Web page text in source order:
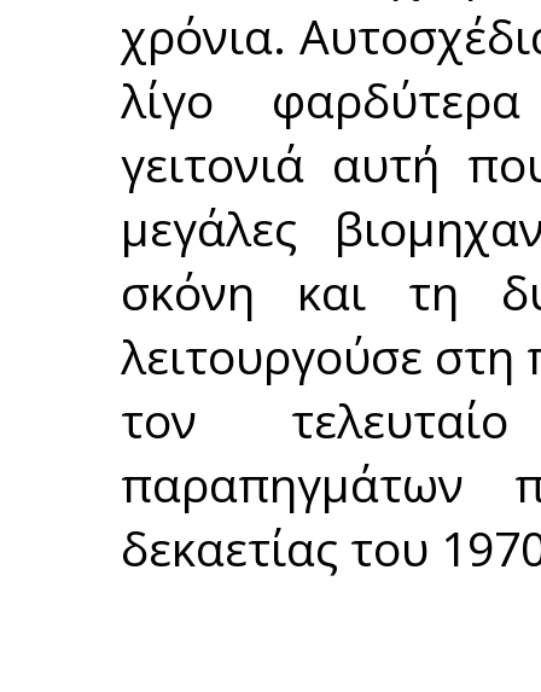
χρόνια.
λίγο
γειτονιά αυτή
μεγάλες
σκόνη και τη
λειτουργούσε στη
τον
παραπηγμάτων
δεκαετίας του